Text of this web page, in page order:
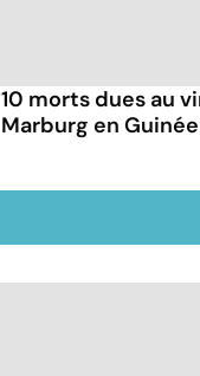
10 morts dues au
Marburg en